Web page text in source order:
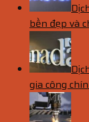
bền đẹp và
gia công